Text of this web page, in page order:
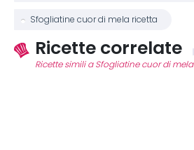
Sfogliatine cuor di mela ricetta
Ricette correlate
Ricette simili a Sfogliatine cuor di mela